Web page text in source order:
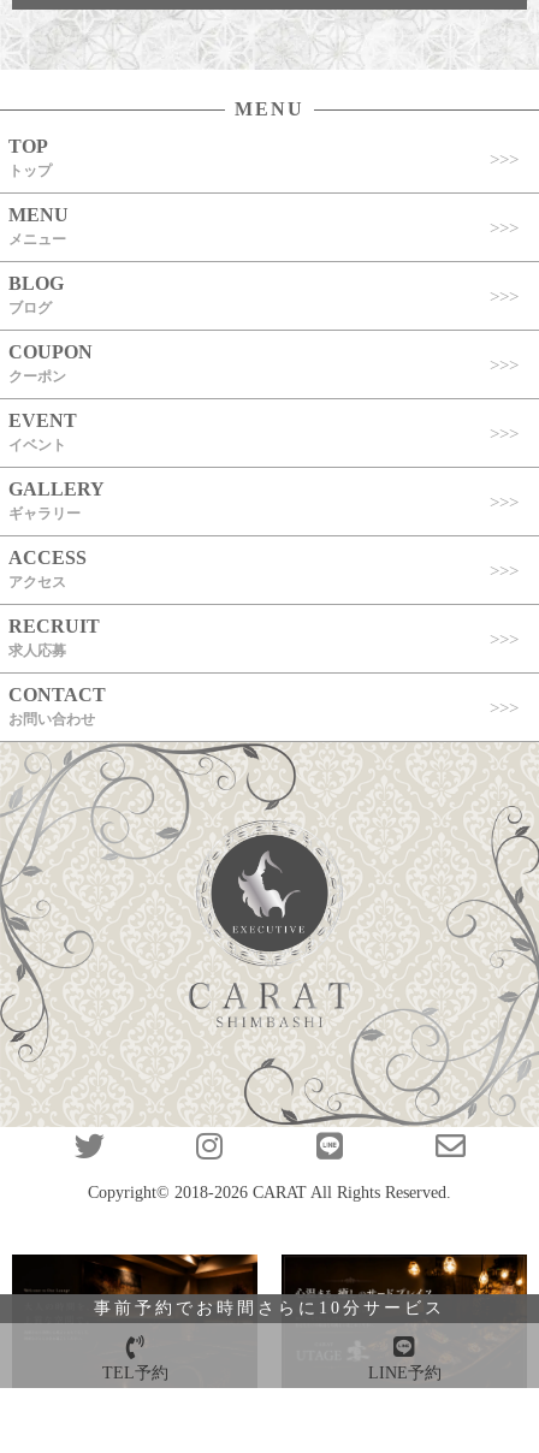
MENU
TOP
トップ
MENU
メニュー
BLOG
ブログ
COUPON
クーポン
EVENT
イベント
GALLERY
ギャラリー
ACCESS
アクセス
RECRUIT
求人応募
CONTACT
お問い合わせ
Copyright© 2018-2026 CARAT All Rights Reserved.
事前予約でお時間さらに10分サービス
TEL予約 LINE予約